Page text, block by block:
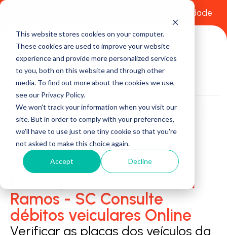
This website stores cookies on your computer.
These cookies are used to improve your website
experience and provide more personalized services
to you, both on this website and through other
media. To find out more about the cookies we use,
see our Privacy Policy.
We won't track your information when you visit our
site. But in order to comply with your preferences,
we'll have to use just one tiny cookie so that you're
not asked to make this choice again.
Accept Decline
Política de Privacidade
Buscar
Detran/Ciretran em Vidal
Ramos - SC Consulte
débitos veiculares Online
Verificar as placas dos veículos da